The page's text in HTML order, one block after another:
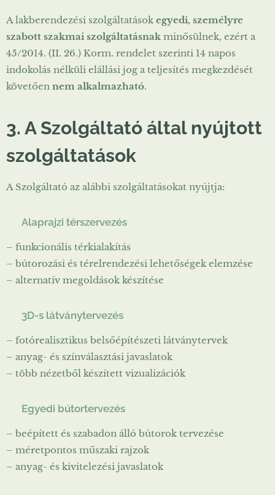
A lakberendezési szolgáltatások egyedi, személyre
szabott szakmai szolgáltatásnak minősülnek, ezért a
45/2014. (II. 26.) Korm. rendelet szerinti 14 napos
indokolás nélküli elállási jog a teljesítés megkezdését
követően nem alkalmazható.
3. A Szolgáltató által nyújtott
szolgáltatások
A Szolgáltató az alábbi szolgáltatásokat nyújtja:
Alaprajzi térszervezés
– funkcionális térkialakítás
– bútorozási és térelrendezési lehetőségek elemzése
– alternatív megoldások készítése
3D-s látványtervezés
– fotórealisztikus belsőépítészeti látványtervek
– anyag- és színválasztási javaslatok
– több nézetből készített vizualizációk
Egyedi bútortervezés
– beépített és szabadon álló bútorok tervezése
– méretpontos műszaki rajzok
– anyag- és kivitelezési javaslatok